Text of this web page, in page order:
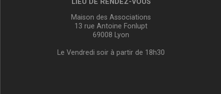
Maison des Associations
13 rue Antoine Fonlupt
69008 Lyon
Le Vendredi soir à partir de 18h30